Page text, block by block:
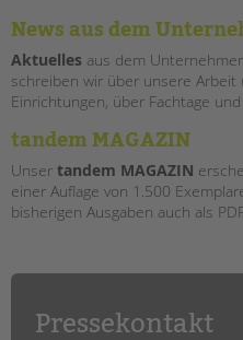
Förderzentren
Kollegs
EFöB
Tagesgruppen
HILFEN ZUR ERZIEHUNG
Suchen
News aus dem
Aktuelles aus dem
schreiben wir über unsere
Einrichtungen, über Fachtage
tandem MAGAZIN
Unser tandem MAGAZIN
einer Auflage von 1.500
bisherigen Ausgaben auch als
Pressekontakt